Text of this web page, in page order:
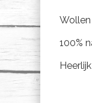
100%